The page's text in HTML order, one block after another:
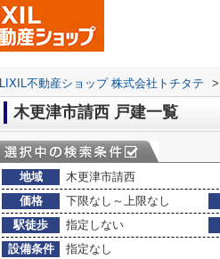
LIXIL不動産ショップ 株式会社トチタテ >
木更津市請西 戸建一覧
地域
木更津市請西
価格
下限なし～上限なし
駅徒歩
指定しない
設備条件
指定なし